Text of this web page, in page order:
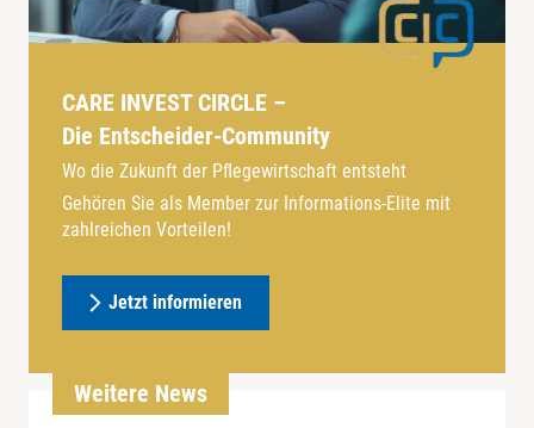
CARE INVEST CIRCLE –
Die Entscheider-Community
Wo die Zukunft der Pflegewirtschaft entsteht
Gehören Sie als Member zur Informations-Elite mit
zahlreichen Vorteilen!
Jetzt informieren
Weitere News